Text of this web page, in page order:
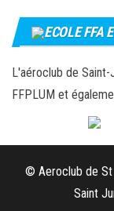
ECOLE FFA
L'aéroclub de
FFPLUM et
© Aeroclub de St
Saint